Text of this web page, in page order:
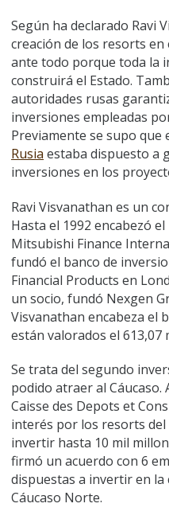
Según ha declarado Ravi
creación de los resorts
ante todo porque toda la
construirá el Estado.
autoridades rusas
inversiones empleadas
Previamente se supo que
Rusia estaba dispuesto a
inversiones en los
Ravi Visvanathan es un
Hasta el 1992 encabezó
Mitsubishi Finance
fundó el banco de
Financial Products en
un socio, fundó Nexgen
Visvanathan encabeza el
están valorados el 613,07
Se trata del segundo
podido atraer al
Caisse des Depots et
interés por los resorts del
invertir hasta 10 mil
firmó un acuerdo con 6
dispuestas a invertir en
Cáucaso Norte.